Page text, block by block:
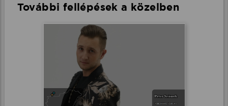
További fellépések a közelben